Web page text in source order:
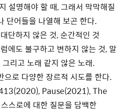
설명해야 할 때, 그래서 막막해질
단어들을 나열해 보곤 한다.
단하지 않은 것, 순간적인 것
에도 불구하고 변하지 않는 것, 말
리고 노래 같지 않은 노래.
으로 다양한 장르적 시도를 한다.
413(2020), Pause(2021), The
스로에 대한 질문을 담백한